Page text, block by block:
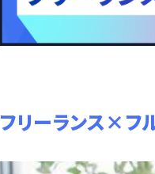
フリーランス×フ